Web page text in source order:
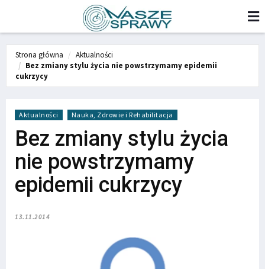
Strona główna
Aktualności
Bez zmiany stylu życia nie powstrzymamy epidemii
cukrzycy
Aktualności Nauka, Zdrowie i Rehabilitacja
Bez zmiany stylu życia
nie powstrzymamy
epidemii cukrzycy
13.11.2014